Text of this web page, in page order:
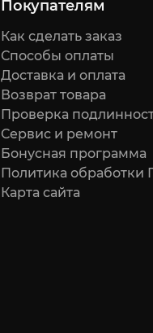
Покупателям
Как сделать заказ
Способы оплаты
Доставка и оплата
Возврат товара
Проверка
Сервис и ремонт
Бонусная программа
Политика обработки
Карта сайта